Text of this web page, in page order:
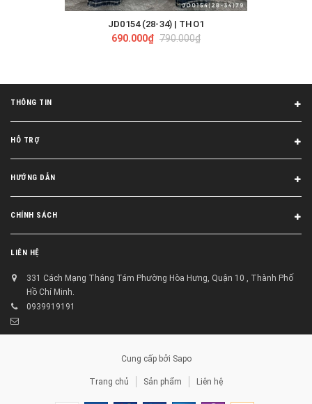
JD0154 (28-34) | THO1
690.000₫ 790.000₫
THÔNG TIN
HỖ TRỢ
HƯỚNG DẪN
CHÍNH SÁCH
LIÊN HỆ
331 Cách Mạng Tháng Tám Phường Hòa Hưng, Quận 10 , Thành Phố
Hồ Chí Minh.
0939919191
Cung cấp bởi Sapo
Trang chủ Sản phẩm Liên hệ